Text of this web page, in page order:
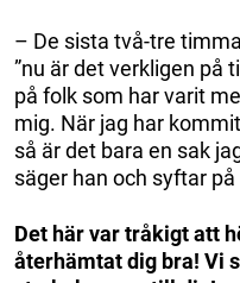
– De sista två-tre
”nu är det verkligen på
på folk som har varit
mig. När jag har
så är det bara en sak
säger han och syftar
Det här var tråkigt att
återhämtat dig bra! Vi